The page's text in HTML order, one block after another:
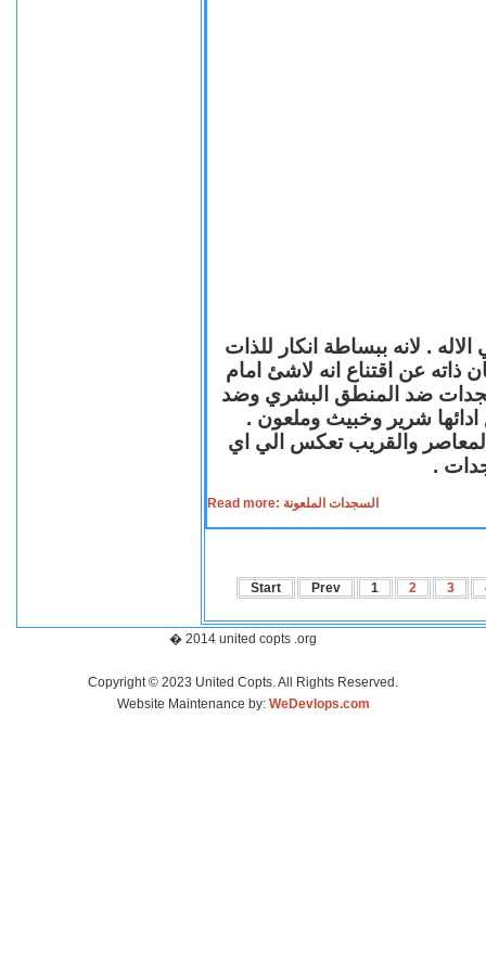
. لانه ببساطة انكار للذات
ذاته عن اقتناع انه لاشئ امام
ضد المنطق البشري وضد
ادائها شرير وخبيث وملعون .
المعاصر والقريب تعكس الي اي
.
Read more: السجدات الملعونة
Start Prev 1 2 3
� 2014 united copts .org
Copyright © 2023 United Copts. All Rights Reserved.
Website Maintenance by: WeDevlops.com